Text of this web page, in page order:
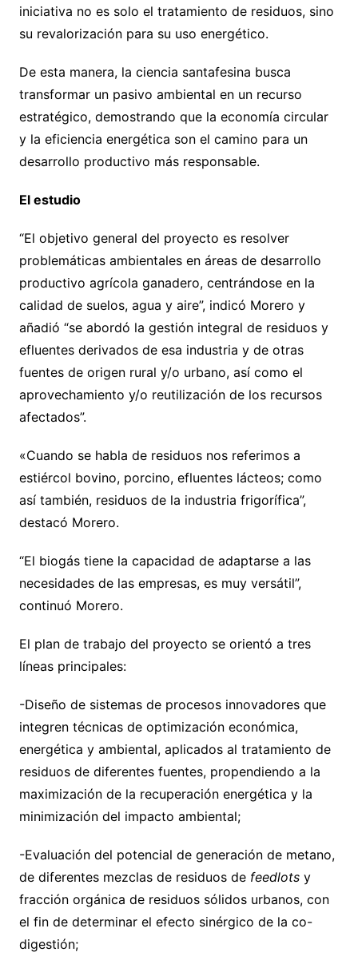
iniciativa no es solo el tratamiento de residuos, sino
su revalorización para su uso energético.
De esta manera, la ciencia santafesina busca
transformar un pasivo ambiental en un recurso
estratégico, demostrando que la economía circular
y la eficiencia energética son el camino para un
desarrollo productivo más responsable.
El estudio
“El objetivo general del proyecto es resolver
problemáticas ambientales en áreas de desarrollo
productivo agrícola ganadero, centrándose en la
calidad de suelos, agua y aire”, indicó Morero y
añadió “se abordó la gestión integral de residuos y
efluentes derivados de esa industria y de otras
fuentes de origen rural y/o urbano, así como el
aprovechamiento y/o reutilización de los recursos
afectados”.
«Cuando se habla de residuos nos referimos a
estiércol bovino, porcino, efluentes lácteos; como
así también, residuos de la industria frigorífica”,
destacó Morero.
“El biogás tiene la capacidad de adaptarse a las
necesidades de las empresas, es muy versátil”,
continuó Morero.
El plan de trabajo del proyecto se orientó a tres
líneas principales:
-Diseño de sistemas de procesos innovadores que
integren técnicas de optimización económica,
energética y ambiental, aplicados al tratamiento de
residuos de diferentes fuentes, propendiendo a la
maximización de la recuperación energética y la
minimización del impacto ambiental;
-Evaluación del potencial de generación de metano,
de diferentes mezclas de residuos de feedlotsy
fracción orgánica de residuos sólidos urbanos, con
el fin de determinar el efecto sinérgico de la co-
digestión;